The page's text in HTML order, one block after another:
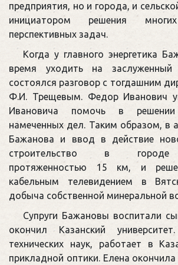
предприятия, но и города, и
инициатором решения
перспективных задач.
Когда у главного энергетика
время уходить на
состоялся разговор с тогдашним
Ф.И. Трещевым. Федор Иванович
Ивановича помочь в
намеченных дел. Таким образом, в
Бажанова и ввод в действие
строительство в городе
протяженностью 15 км, и
кабельным телевидением в
добыча собственной минеральной
Супруги Бажановы воспитали
окончил Казанский
технических наук, работает в
прикладной оптики. Елена окончила